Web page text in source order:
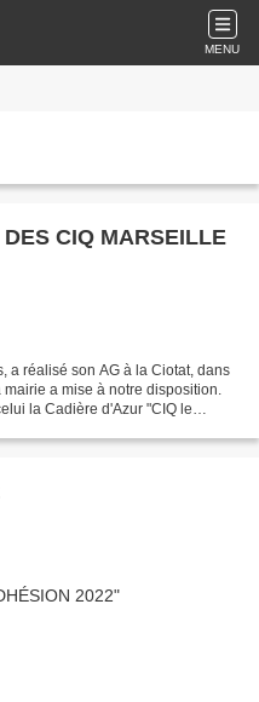
MENU
CIQ MARSEILLE
a réalisé son AG à la Ciotat, dans
a mise à notre disposition.
la Cadière d'Azur "CIQ le